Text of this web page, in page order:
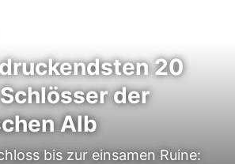
20
der
Alb
bis zur einsamen Ruine: